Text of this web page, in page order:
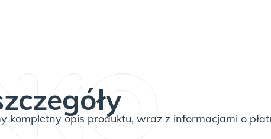
kompletny opis produktu, wraz z informacjami o